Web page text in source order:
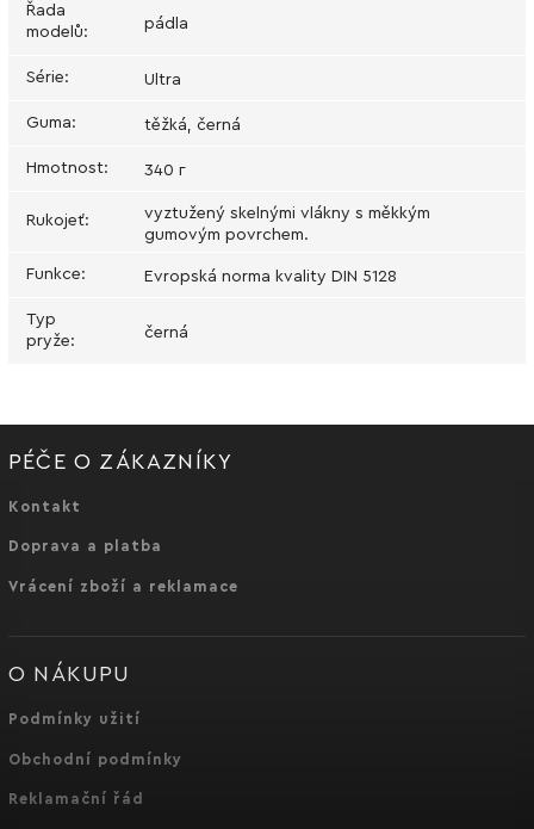
Řada
modelů: pádla
Série: Ultra
Guma: těžká, černá
Hmotnost: 340 г
Rukojeť:
vyztužený skelnými vlákny s měkkým
gumovým povrchem.
Funkce: Evropská norma kvality DIN 5128
Typ
pryže: černá
PÉČE O ZÁKAZNÍKY
Kontakt
Doprava a platba
Vrácení zboží a reklamace
O NÁKUPU
Podmínky užití
Obchodní podmínky
Reklamační řád